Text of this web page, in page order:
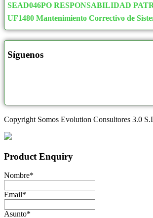
SEAD046PO RESPONSABILIDAD
UF1480 Mantenimiento Correctivo de
Síguenos
Copyright Somos Evolution Consultores 3.0
Product Enquiry
Nombre*
Email*
Asunto*